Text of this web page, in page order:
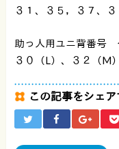
３１、３５，３７、３
助っ人用ユニ背番号
３０（L）、３２（M
この記事をシェア